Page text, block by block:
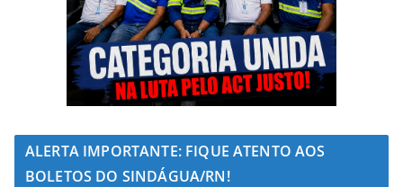
ALERTA IMPORTANTE: FIQUE ATENTO AOS
BOLETOS DO SINDÁGUA/RN!